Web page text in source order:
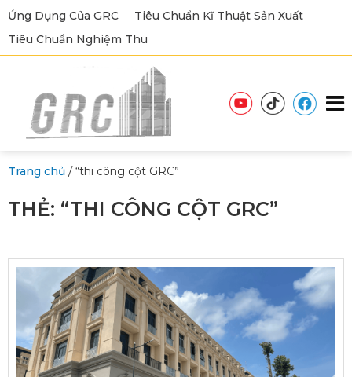
Ứng Dụng Của GRC
Tiêu Chuẩn Kĩ Thuật Sản Xuất
Tiêu Chuẩn Nghiệm Thu
Trang chủ /“thi công cột GRC”
THẺ: “THI CÔNG CỘT GRC”